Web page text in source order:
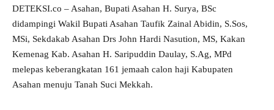
DETEKSI.co – Asahan, Bupati Asahan H. Surya, BSc
didampingi Wakil Bupati Asahan Taufik Zainal Abidin, S.Sos,
MSi, Sekdakab Asahan Drs John Hardi Nasution, MS, Kakan
Kemenag Kab. Asahan H. Saripuddin Daulay, S.Ag, MPd
melepas keberangkatan 161 jemaah calon haji Kabupaten
Asahan menuju Tanah Suci Mekkah.